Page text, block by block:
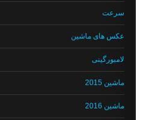
سرعت
عکس های ماشین
لامبورگینی
ماشین 2015
ماشین 2016